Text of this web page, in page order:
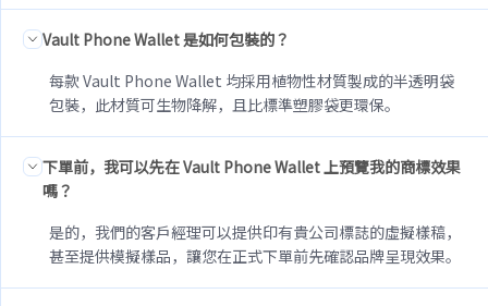
Vault Phone Wallet 是如何包裝的？
每款 Vault Phone Wallet 均採用植物性材質製成的半透明袋
包裝，此材質可生物降解，且比標準塑膠袋更環保。
下單前，我可以先在 Vault Phone Wallet 上預覽我的商標效果
嗎？
是的，我們的客戶經理可以提供印有貴公司標誌的虛擬樣稿，
甚至提供模擬樣品，讓您在正式下單前先確認品牌呈現效果。